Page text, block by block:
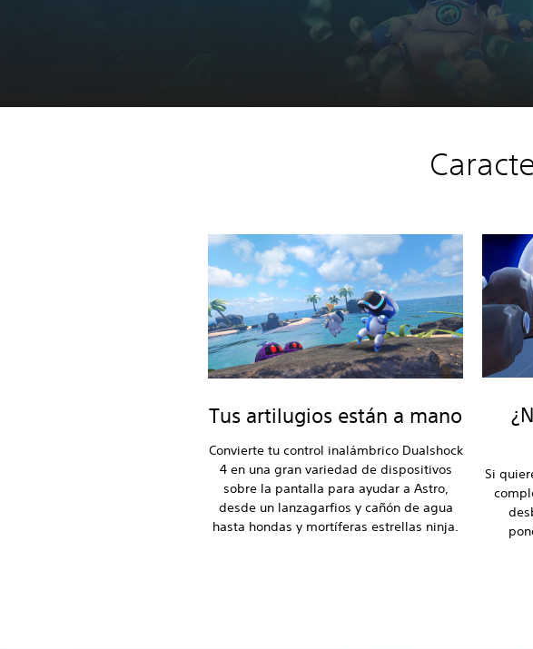
Tus artilugios están a mano
Convierte tu control inalámbrico Dualshock
4 en una gran variedad de dispositivos
sobre la pantalla para ayudar a Astro,
desde un lanzagarfios y cañón de agua
hasta hondas y mortíferas estrellas ninja.
Si